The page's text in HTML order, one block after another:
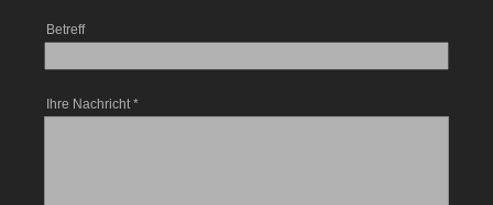
Betreff
Ihre Nachricht *